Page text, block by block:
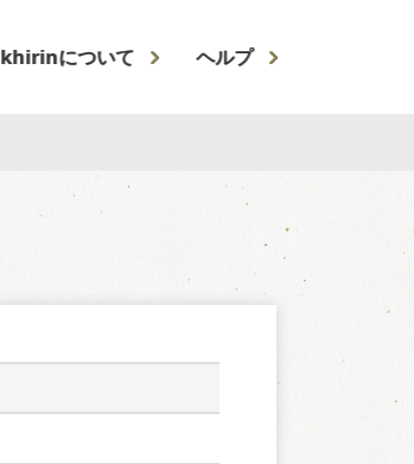
khirinについて ヘルプ